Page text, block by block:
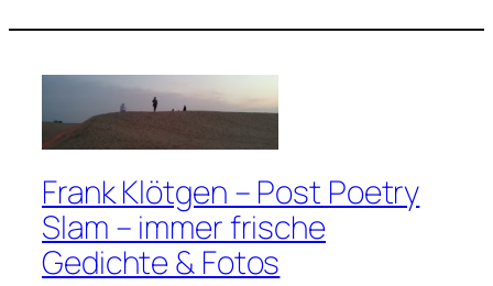
Frank Klötgen – Post Poetry
Slam – immer frische
Gedichte & Fotos